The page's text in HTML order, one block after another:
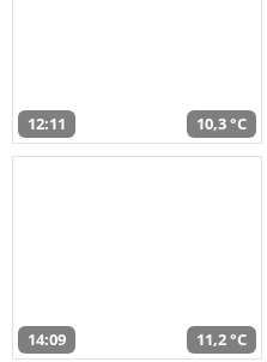
12:11 10,3 °C
14:09 11,2 °C